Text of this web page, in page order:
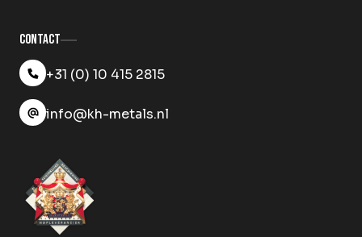
Contact
+31 (0) 10 415 2815
info@kh-metals.nl